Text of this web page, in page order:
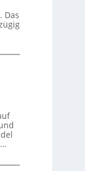
Das